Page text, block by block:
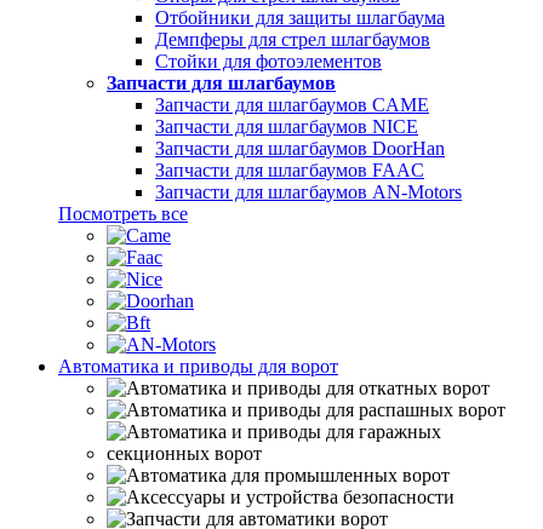
Отбойники для защиты шлагбаума
Демпферы для стрел шлагбаумов
Стойки для фотоэлементов
Запчасти для шлагбаумов
Запчасти для шлагбаумов CAME
Запчасти для шлагбаумов NICE
Запчасти для шлагбаумов DoorHan
Запчасти для шлагбаумов FAAC
Запчасти для шлагбаумов AN-Motors
Посмотреть все
Автоматика и приводы для ворот